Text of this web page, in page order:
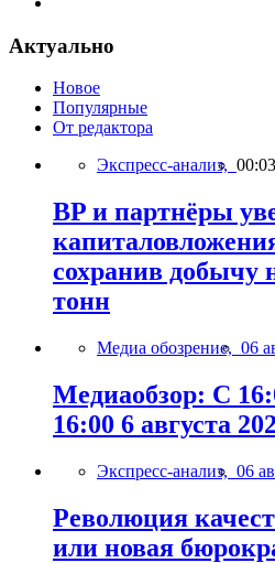
Актуально
Новое
Популярные
От редактора
Экспресс-анализ, 00:03
BP и партнёры
сохранив добычу
тонн
Медиа обозрение, 06
Медиаобзор: С
16:00 6 августа
Экспресс-анализ, 06
Революция
или новая